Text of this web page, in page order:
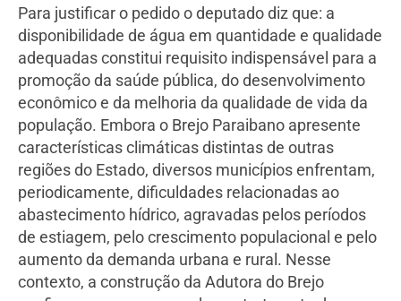
Para justificar o pedido o deputado diz que: a
disponibilidade de água em quantidade e qualidade
adequadas constitui requisito indispensável para a
promoção da saúde pública, do desenvolvimento
econômico e da melhoria da qualidade de vida da
população. Embora o Brejo Paraibano apresente
características climáticas distintas de outras
regiões do Estado, diversos municípios enfrentam,
periodicamente, dificuldades relacionadas ao
abastecimento hídrico, agravadas pelos períodos
de estiagem, pelo crescimento populacional e pelo
aumento da demanda urbana e rural. Nesse
contexto, a construção da Adutora do Brejo